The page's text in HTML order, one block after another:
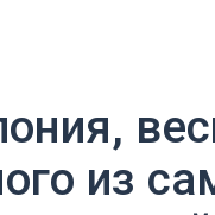
из